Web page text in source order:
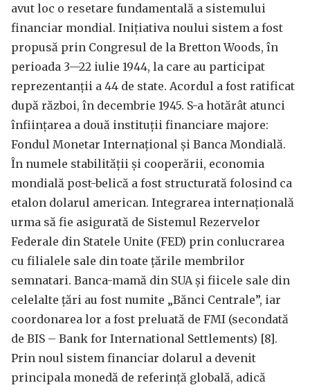
avut loc o resetare fundamentală a sistemului
financiar mondial. Inițiativa noului sistem a fost
propusă prin Congresul de la Bretton Woods, în
perioada 3—22 iulie 1944, la care au participat
reprezentanții a 44 de state. Acordul a fost ratificat
după război, în decembrie 1945. S-a hotărât atunci
înființarea a două instituții financiare majore:
Fondul Monetar Internațional și Banca Mondială.
În numele stabilității și cooperării, economia
mondială post-belică a fost structurată folosind ca
etalon dolarul american. Integrarea internațională
urma să fie asigurată de Sistemul Rezervelor
Federale din Statele Unite (FED) prin conlucrarea
cu filialele sale din toate țările membrilor
semnatari. Banca-mamă din SUA și fiicele sale din
celelalte țări au fost numite „Bănci Centrale”, iar
coordonarea lor a fost preluată de FMI (secondată
de BIS – Bank for International Settlements) [8].
Prin noul sistem financiar dolarul a devenit
principala monedă de referință globală, adică